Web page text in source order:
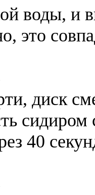
воды, и
это
диск
сидиром
40